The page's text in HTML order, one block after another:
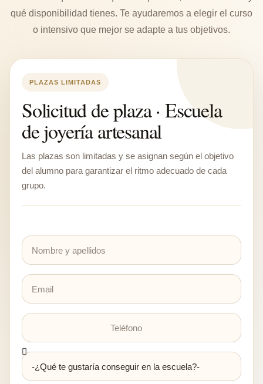
qué disponibilidad tienes. Te ayudaremos a elegir el curso
o intensivo que mejor se adapte a tus objetivos.
PLAZAS LIMITADAS
Solicitud de plaza · Escuela
de joyería artesanal
Las plazas son limitadas y se asignan según el objetivo
del alumno para garantizar el ritmo adecuado de cada
grupo.